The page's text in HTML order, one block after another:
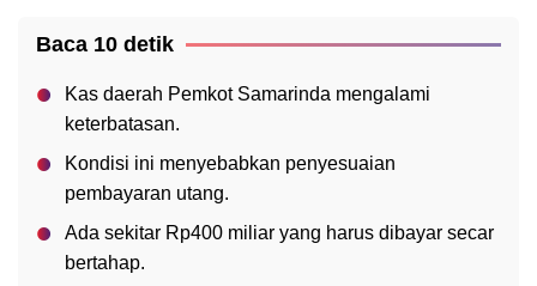
Baca 10 detik
Kas daerah Pemkot Samarinda mengalami
keterbatasan.
Kondisi ini menyebabkan penyesuaian
pembayaran utang.
Ada sekitar Rp400 miliar yang harus dibayar secar
bertahap.